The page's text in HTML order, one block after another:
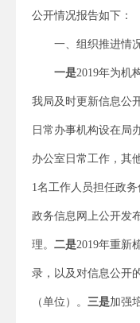
公开情况报告如下：
一、组织推进情
一是2019年为机
我局及时更新信息公
日常办事机构设在局
办公室日常工作，其
1名工作人员担任政
政务信息网上公开发
理。 二是2019年重新
录，以及对信息公开
（单位）。 三是加强